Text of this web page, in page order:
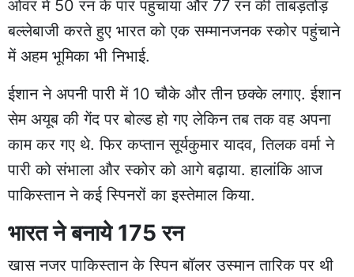
ओवर में 50 रन के पार पहुंचाया और 77 रन की ताबड़तोड़
बल्लेबाजी करते हुए भारत को एक सम्मानजनक स्कोर पहुंचाने
में अहम भूमिका भी निभाई.
ईशान ने अपनी पारी में 10 चौके और तीन छक्के लगाए. ईशान
सेम अयूब की गेंद पर बोल्ड हो गए लेकिन तब तक वह अपना
काम कर गए थे. फिर कप्तान सूर्यकुमार यादव, तिलक वर्मा ने
पारी को संभाला और स्कोर को आगे बढ़ाया. हालांकि आज
पाकिस्तान ने कई स्पिनरों का इस्तेमाल किया.
भारत ने बनाये 175 रन
खास नजर पाकिस्तान के स्पिन बॉलर उस्मान तारिक पर थी